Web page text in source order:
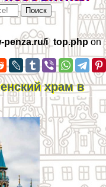
penza.ru/i_top.phpon
храм в